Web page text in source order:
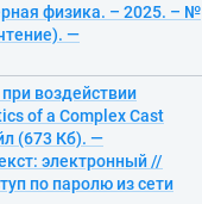
физика. – 2025. – №
—
воздействии
of a Complex Cast
(673 Кб). —
электронный //
по паролю из сети